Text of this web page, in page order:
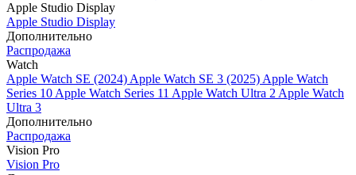
Apple Studio Display
Apple Studio Display
Дополнительно
Распродажа
Watch
Apple Watch SE (2024) Apple Watch SE 3 (2025) Apple Watch
Series 10 Apple Watch Series 11 Apple Watch Ultra 2 Apple Watch
Ultra 3
Дополнительно
Распродажа
Vision Pro
Vision Pro